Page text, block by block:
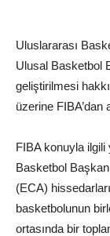
Uluslararası
Ulusal Basketbol
geliştirilmesi
üzerine FIBA’dan
FIBA konuyla ilgili
Basketbol
(ECA)
basketbolunun
ortasında bir